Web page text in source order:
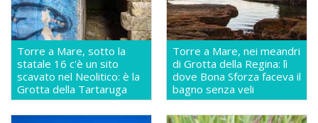
Torre a Mare, sotto la
statale 16 c'è un sito
scavato nel Neolitico: è la
Grotta della Tartaruga
Torre a Mare, nei meandri
di Grotta della Regina: lì
dove Bona Sforza faceva il
bagno senza veli